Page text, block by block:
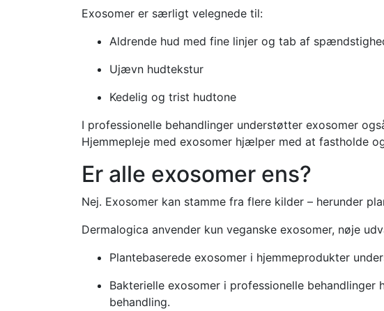
Exosomer er særligt velegnede til:
Aldrende hud med fine linjer og tab af
Ujævn hudtekstur
Kedelig og trist hudtone
I professionelle behandlinger understøtter exosomer
Hjemmepleje med exosomer hjælper med at fastholde
Er alle exosomer ens?
Nej. Exosomer kan stamme fra flere kilder – herunder
Dermalogica anvender kun veganske exosomer, nøje
Plantebaserede exosomer i hjemmeprodukter
Bakterielle exosomer i professionelle
behandling.